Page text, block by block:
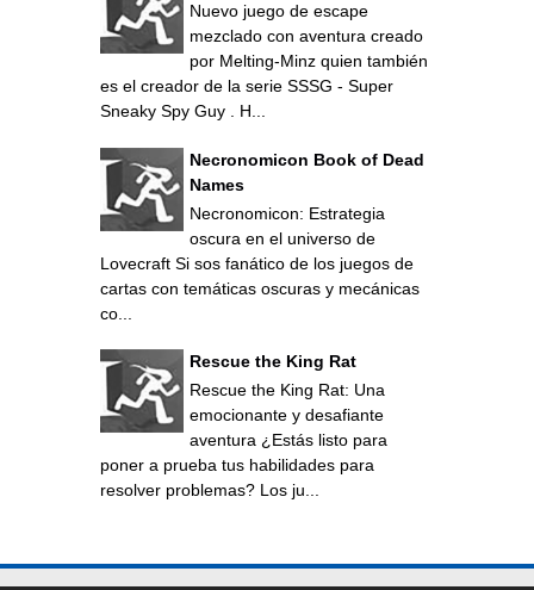
Nuevo juego de escape
mezclado con aventura creado
por Melting-Minz quien también
es el creador de la serie SSSG - Super
Sneaky Spy Guy . H...
Necronomicon Book of Dead
Names
Necronomicon: Estrategia
oscura en el universo de
Lovecraft Si sos fanático de los juegos de
cartas con temáticas oscuras y mecánicas
co...
Rescue the King Rat
Rescue the King Rat: Una
emocionante y desafiante
aventura ¿Estás listo para
poner a prueba tus habilidades para
resolver problemas? Los ju...